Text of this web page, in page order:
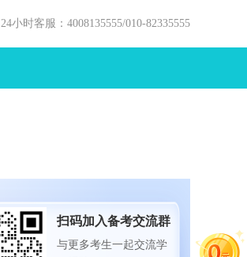
24小时客服：4008135555/010-82335555
扫码加入备考交流群
与更多考生一起交流学